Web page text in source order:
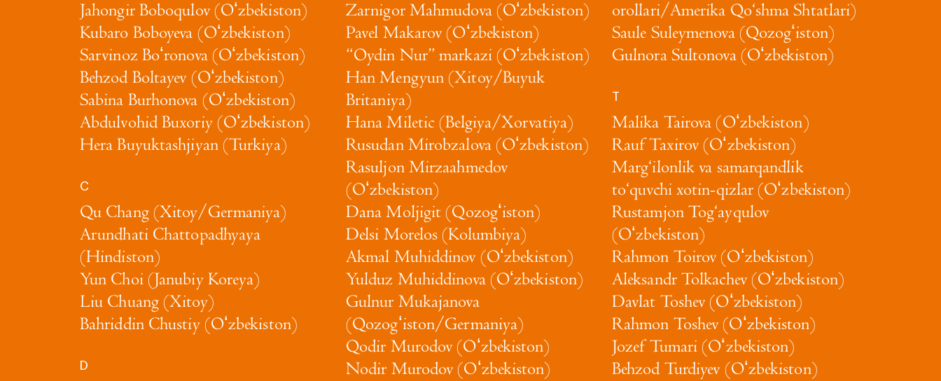
Jahongir Boboqulov (Oʻzbekiston)
Kubaro Boboyeva (Oʻzbekiston)
Sarvinoz Boʻronova (Oʻzbekiston)
Behzod Boltayev (Oʻzbekiston)
Sabina Burhonova (Oʻzbekiston)
Abdulvohid Buxoriy (Oʻzbekiston)
Hera Buyuktashjiyan (Turkiya)
C
Qu Chang (Xitoy/Germaniya)
Arundhati Chattopadhyaya
(Hindiston)
Yun Choi (Janubiy Koreya)
Liu Chuang (Xitoy)
Bahriddin Chustiy (Oʻzbekiston)
D
Zarnigor Mahmudova (Oʻzbekiston)
Pavel Makarov (Oʻzbekiston)
“Oydin Nur” markazi (Oʻzbekiston)
Han Mengyun (Xitoy/Buyuk
Britaniya)
Hana Miletic (Belgiya/Xorvatiya)
Rusudan Mirobzalova (Oʻzbekiston)
Rasuljon Mirzaahmedov
(Oʻzbekiston)
Dana Moljigit (Qozogʻiston)
Delsi Morelos (Kolumbiya)
Akmal Muhiddinov (Oʻzbekiston)
Yulduz Muhiddinova (Oʻzbekiston)
Gulnur Mukajanova
(Qozogʻiston/Germaniya)
Qodir Murodov (Oʻzbekiston)
Nodir Murodov (Oʻzbekiston)
orollari/Amerika Qo‘shma Shtatlari)
Saule Suleymenova (Qozogʻiston)
Gulnora Sultonova (Oʻzbekiston)
T
Malika Tairova (Oʻzbekiston)
Rauf Taxirov (Oʻzbekiston)
Marg‘ilonlik va samarqandlik
to‘quvchi xotin-qizlar (Oʻzbekiston)
Rustamjon Tog‘ayqulov
(Oʻzbekiston)
Rahmon Toirov (Oʻzbekiston)
Aleksandr Tolkachev (Oʻzbekiston)
Davlat Toshev (Oʻzbekiston)
Rahmon Toshev (Oʻzbekiston)
Jozef Tumari (Oʻzbekiston)
Behzod Turdiyev (Oʻzbekiston)